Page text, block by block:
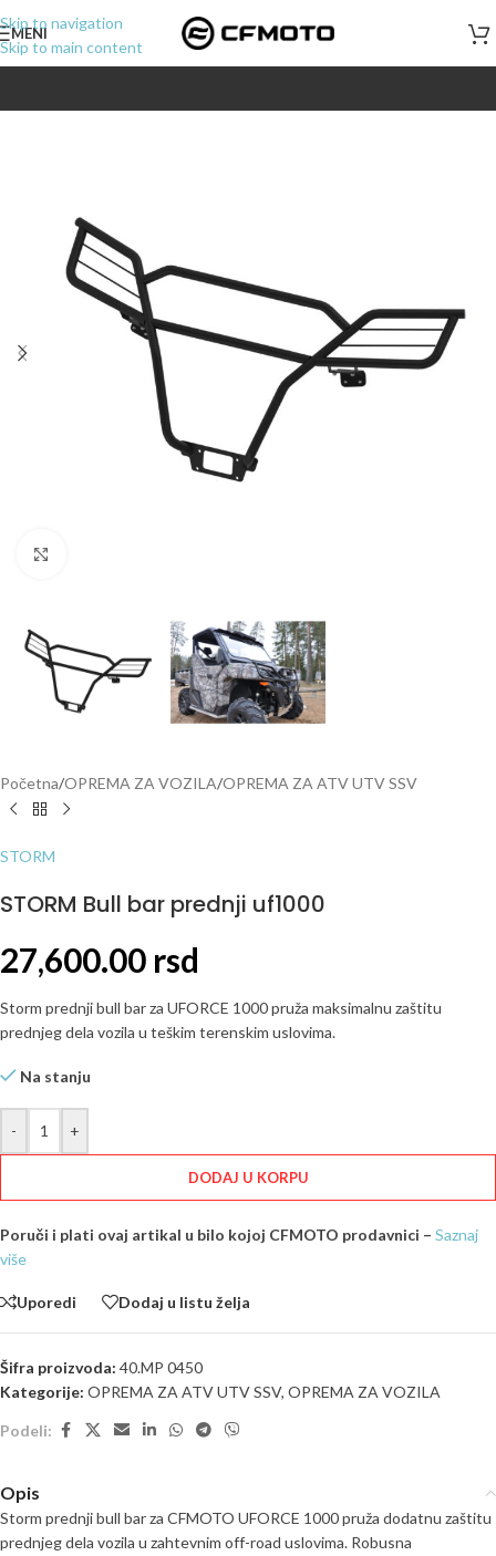
Skip to navigation
Skip to main content
MENI
Početna/OPREMA ZA VOZILA/OPREMA ZA ATV UTV SSV
STORM
STORM Bull bar prednji uf1000
27,600.00 rsd
Storm prednji bull bar za UFORCE 1000 pruža maksimalnu zaštitu
prednjeg dela vozila u teškim terenskim uslovima.
Na stanju
- +
DODAJ U KORPU
Poruči i plati ovaj artikal u bilo kojoj CFMOTO prodavnici – Saznaj
više
Uporedi Dodaj u listu želja
Šifra proizvoda: 40.MP 0450
Kategorije: OPREMA ZA ATV UTV SSV, OPREMA ZA VOZILA
Podeli:
Opis
Storm prednji bull bar za CFMOTO UFORCE 1000 pruža dodatnu zaštitu
prednjeg dela vozila u zahtevnim off-road uslovima. Robusna